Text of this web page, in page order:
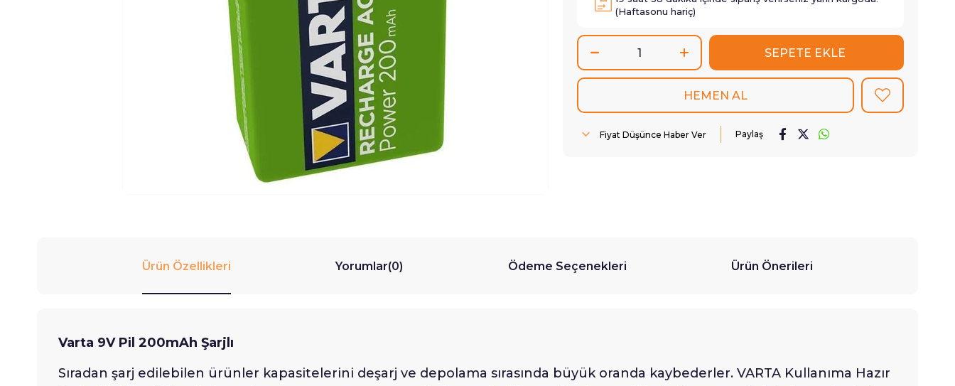
(Haftasonu hariç)
Fiyat Düşünce Haber Ver Paylaş
Ürün Özellikleri Yorumlar(0) Ödeme Seçenekleri Ürün Önerileri
Varta 9V Pil 200mAh Şarjlı
Sıradan şarj edilebilen ürünler kapasitelerini deşarj ve depolama sırasında büyük oranda kaybederler. VARTA Kullanıma Hazır